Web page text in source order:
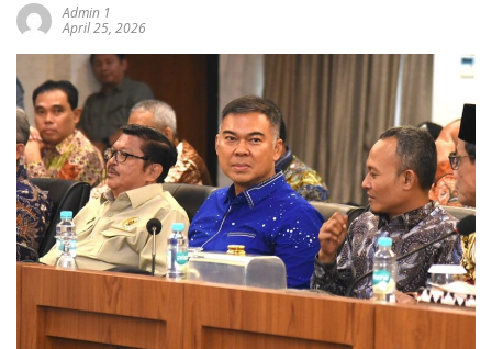
Admin 1
April 25, 2026